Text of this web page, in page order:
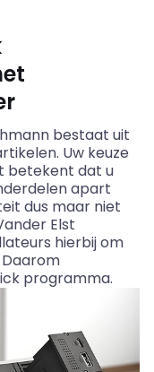
bestaat uit
Uw keuze
betekent dat u
apart
dus maar niet
Elst
hierbij om
programma.